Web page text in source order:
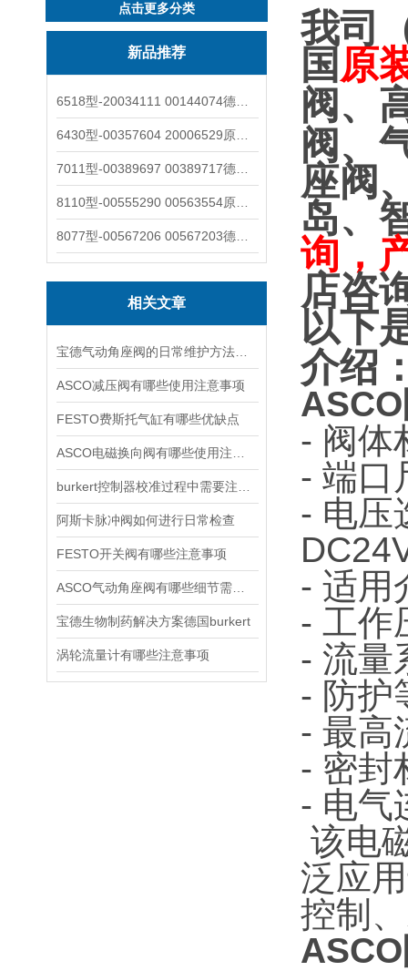
点击更多分类
新品推荐
相关文章
ASCO减压阀有哪些使用注意事项
FESTO费斯托气缸有哪些优缺点
阿斯卡脉冲阀如何进行日常检查
FESTO开关阀有哪些注意事项
宝德生物制药解决方案德国burkert
涡轮流量计有哪些注意事项
我司
国 原
阀、
阀、
座阀
岛、
询，
店咨
以下
介绍
- 阀体
- 端口
- 电压
- 适用
- 工作
- 流量
- 防护
- 最高
- 密封
- 电气
该电
泛应
控制